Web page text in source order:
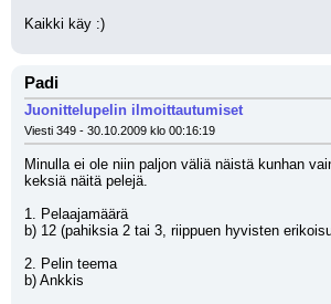
Kaikki käy :)
Padi
Juonittelupelin ilmoittautumiset
Viesti 349 - 30.10.2009 klo 00:16:19
Minulla ei ole niin paljon väliä näistä kunhan
keksiä näitä pelejä.
1. Pelaajamäärä
b) 12 (pahiksia 2 tai 3, riippuen hyvisten
2. Pelin teema
b) Ankkis